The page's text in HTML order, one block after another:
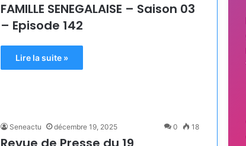
FAMILLE SENEGALAISE – Saison 03
– Episode 142
Lire la suite »
Seneactu décembre 19, 2025 0 18